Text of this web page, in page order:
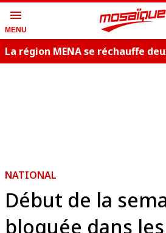
menu
MENU
La région MENA se réchauffe
NATIONAL
Début de la
bloquée dans